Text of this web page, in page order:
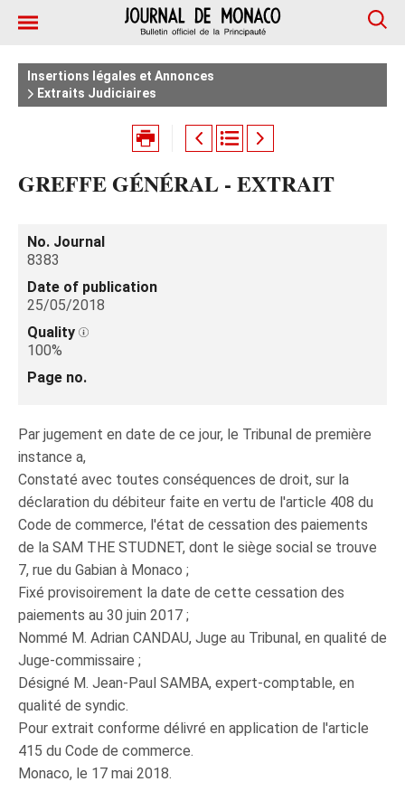
Insertions légales et Annonces
Extraits Judiciaires
GREFFE GÉNÉRAL - EXTRAIT
No. Journal
8383
Date of publication
25/05/2018
Quality
100%
Page no.
Par jugement en date de ce jour, le Tribunal de première
instance a,
Constaté avec toutes conséquences de droit, sur la
déclaration du débiteur faite en vertu de l'article 408 du
Code de commerce, l'état de cessation des paiements
de la SAM THE STUDNET, dont le siège social se trouve
7, rue du Gabian à Monaco ;
Fixé provisoirement la date de cette cessation des
paiements au 30 juin 2017 ;
Nommé M. Adrian CANDAU, Juge au Tribunal, en qualité de
Juge-commissaire ;
Désigné M. Jean-Paul SAMBA, expert-comptable, en
qualité de syndic.
Pour extrait conforme délivré en application de l'article
415 du Code de commerce.
Monaco, le 17 mai 2018.